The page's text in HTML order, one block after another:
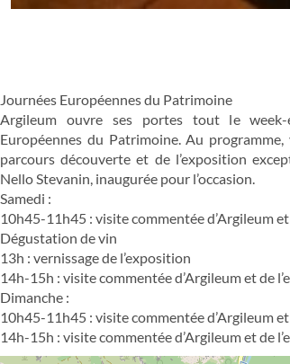
Journées Européennes du Patrimoine
Argileum ouvre ses portes tout le week-
Européennes du Patrimoine. Au
parcours découverte et de l’exposition
Nello Stevanin, inaugurée pour l’occasion.
Samedi :
10h45-11h45 : visite commentée d’Argileum
Dégustation de vin
13h : vernissage de l’exposition
14h-15h : visite commentée d’Argileum et de
Dimanche :
10h45-11h45 : visite commentée d’Argileum
14h-15h : visite commentée d’Argileum et de